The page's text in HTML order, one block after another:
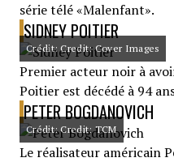
série télé «Malenfant».
SIDNEY POITIER
Crédit: Credit: Cover Images
Premier acteur noir à
Poitier est décédé à 94
PETER BOGDANOVICH
Crédit: Credit: TCM
Le réalisateur américain